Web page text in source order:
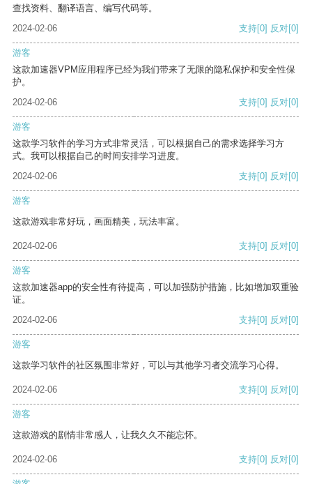
查找资料、翻译语言、编写代码等。
2024-02-06
支持[0] 反对[0]
游客
这款加速器VPM应用程序已经为我们带来了无限的隐私保护和安全性保
护。
2024-02-06
支持[0] 反对[0]
游客
这款学习软件的学习方式非常灵活，可以根据自己的需求选择学习方
式。我可以根据自己的时间安排学习进度。
2024-02-06
支持[0] 反对[0]
游客
这款游戏非常好玩，画面精美，玩法丰富。
2024-02-06 支持[0] 反对[0]
游客
这款加速器app的安全性有待提高，可以加强防护措施，比如增加双重验
证。
2024-02-06
支持[0] 反对[0]
游客
这款学习软件的社区氛围非常好，可以与其他学习者交流学习心得。
2024-02-06 支持[0] 反对[0]
游客
这款游戏的剧情非常感人，让我久久不能忘怀。
2024-02-06 支持[0] 反对[0]